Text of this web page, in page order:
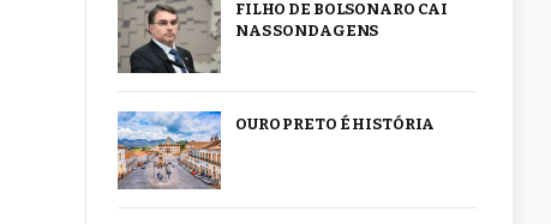
FILHO DE BOLSONARO CAI
NAS SONDAGENS
OURO PRETO É HISTÓRIA